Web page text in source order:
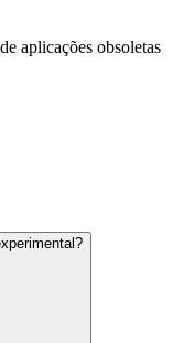
aplicações obsoletas